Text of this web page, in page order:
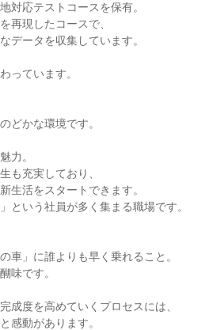
対応テストコースを保有。
再現したコースで、
データを収集しています。
っています。
どかな環境です。
力。
も充実しており、
生活をスタートできます。
という社員が多く集まる職場です。
車」に誰よりも早く乗れること。
味です。
成度を高めていくプロセスには、
感動があります。